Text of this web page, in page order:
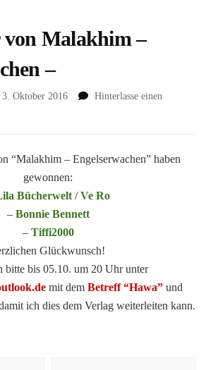
von Malakhim –
–
3. Oktober 2016
Hinterlasse einen
“Malakhim – Engelserwachen” haben
gewonnen:
Bücherwelt / Ve Ro
– Bonnie Bennett
– Tiffi2000
Glückwunsch!
bitte bis 05.10. um 20 Uhr unter
mit dem Betreff “Hawa” und
ich dies dem Verlag weiterleiten kann.